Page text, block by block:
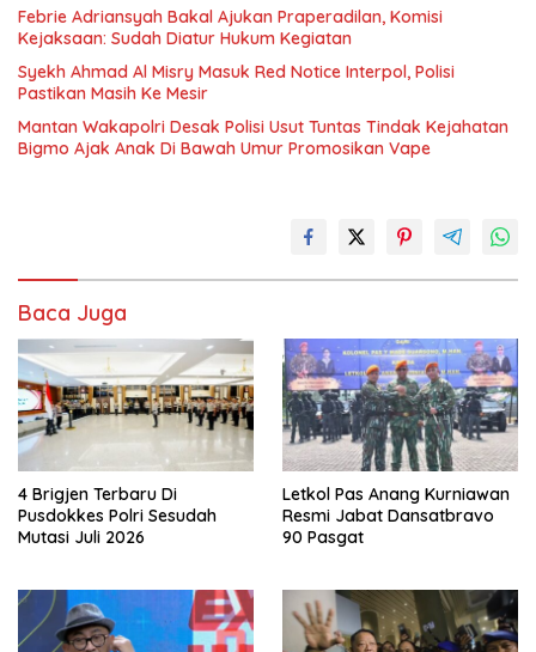
Febrie Adriansyah Bakal Ajukan Praperadilan, Komisi
Kejaksaan: Sudah Diatur Hukum Kegiatan
Syekh Ahmad Al Misry Masuk Red Notice Interpol, Polisi
Pastikan Masih Ke Mesir
Mantan Wakapolri Desak Polisi Usut Tuntas Tindak Kejahatan
Bigmo Ajak Anak Di Bawah Umur Promosikan Vape
Baca Juga
4 Brigjen Terbaru Di
Pusdokkes Polri Sesudah
Mutasi Juli 2026
Letkol Pas Anang Kurniawan
Resmi Jabat Dansatbravo
90 Pasgat